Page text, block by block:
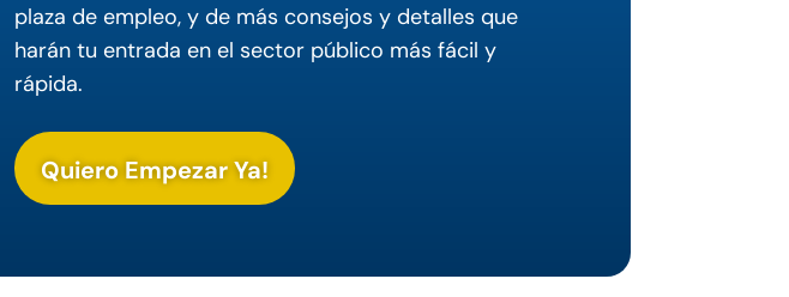
plaza de empleo, y de más consejos y detalles que
harán tu entrada en el sector público más fácil y
rápida.
Quiero Empezar Ya!